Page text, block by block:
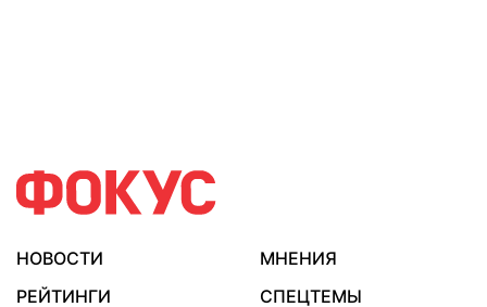
НОВОСТИ
МНЕНИЯ
РЕЙТИНГИ
СПЕЦТЕМЫ